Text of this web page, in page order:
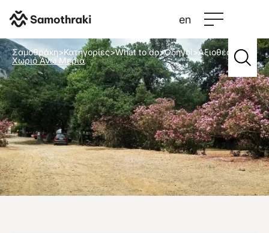
en
Σαμοθράκη>Κατηγορίες>What to do>Οδηγοί >Αξιοθέατα>
Χωριό Άνω Μεριά